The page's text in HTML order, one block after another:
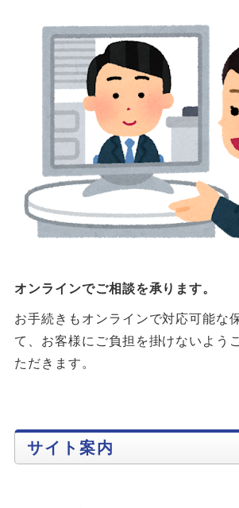
オンラインでご相談を承ります。
お手続きもオンラインで対応可能な
て、お客様にご負担を掛けないよう
ただきます。
サイト案内